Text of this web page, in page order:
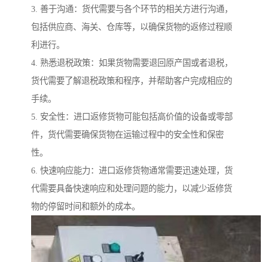
3. 善于沟通：货代需要与各个环节的相关方进行沟通，
包括供应商、海关、仓库等，以确保货物的返修过程顺
利进行。
4. 熟悉退税政策：如果货物需要退回原产国或者退税，
货代需要了解退税政策和程序，并帮助客户完成相应的
手续。
5. 安全性：进口返修货物可能包括高价值的设备或零部
件，货代需要确保货物在运输过程中的安全性和保密
性。
6. 快速响应能力：进口返修货物通常需要迅速处理，货
代需要具备快速响应和处理问题的能力，以减少返修货
物的停留时间和额外的成本。